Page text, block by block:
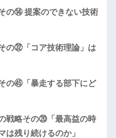
の⑭ 提案のできない技術
の㉜「コア技術理論」は
の㊺「暴走する部下にど
戦略その⑳「最高益の時
は残り続けるのか」